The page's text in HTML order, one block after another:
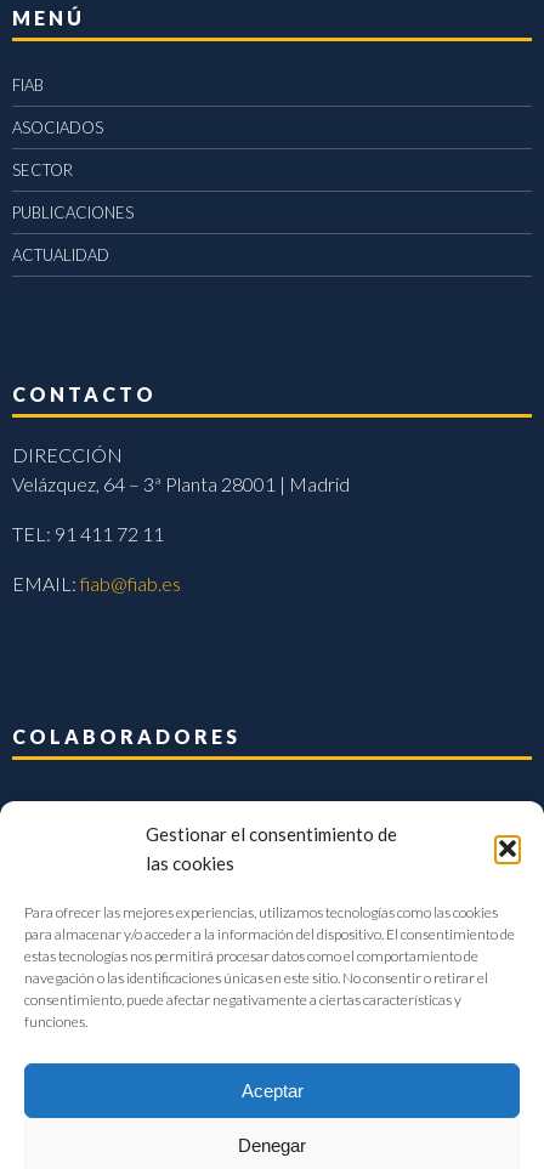
Gestionar el consentimiento de
las cookies
Para ofrecer las mejores experiencias, utilizamos tecnologías como las cookies
para almacenar y/o acceder a la información del dispositivo. El consentimiento de
estas tecnologías nos permitirá procesar datos como el comportamiento de
navegación o las identificaciones únicas en este sitio. No consentir o retirar el
consentimiento, puede afectar negativamente a ciertas características y
funciones.
Aceptar
Denegar
MENÚ
FIAB
ASOCIADOS
SECTOR
PUBLICACIONES
ACTUALIDAD
CONTACTO
DIRECCIÓN
Velázquez, 64 – 3ª Planta 28001 | Madrid
TEL: 91 411 72 11
EMAIL:fiab@fiab.es
COLABORADORES